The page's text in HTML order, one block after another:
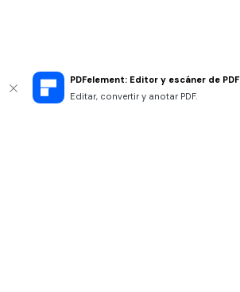
PDFelement: Editor y escáner de PDF
Editar, convertir y anotar PDF.